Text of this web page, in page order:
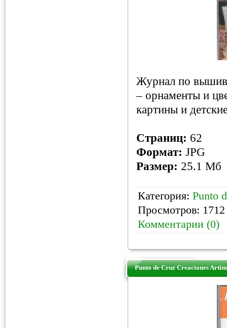
Журнал по
– орнаменты и
картины и
Страниц: 62
Формат: JPG
Размер: 25.1 Мб
Категория: Punto
Просмотров:
Комментарии (0)
Punto de Cruz Creaciones